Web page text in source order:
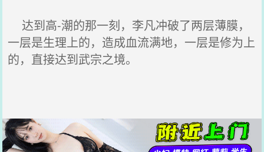
达到高-潮的那一刻，李凡冲破了两层薄膜，
一层是生理上的，造成血流满地，一层是修为上
的，直接达到武宗之境。